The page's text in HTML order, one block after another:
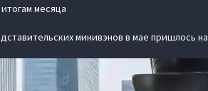
месяца
минивэнов в мае пришлось на